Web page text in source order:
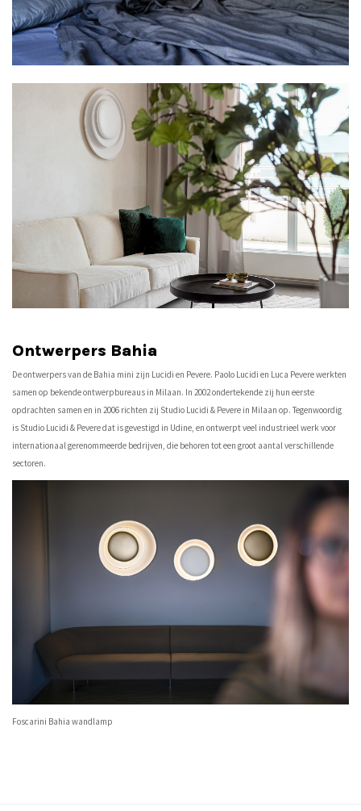
Ontwerpers Bahia
De ontwerpers van de Bahia mini zijn Lucidi en Pevere. Paolo Lucidi en Luca Pevere werkten
samen op bekende ontwerpbureaus in Milaan. In 2002 ondertekende zij hun eerste
opdrachten samen en in 2006 richten zij Studio Lucidi & Pevere in Milaan op. Tegenwoordig
is Studio Lucidi & Pevere dat is gevestigd in Udine, en ontwerpt veel industrieel werk voor
internationaal gerenommeerde bedrijven, die behoren tot een groot aantal verschillende
sectoren.
Foscarini Bahia wandlamp